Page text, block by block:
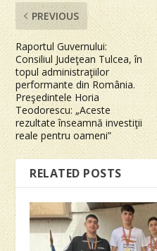
PREVIOUS
Raportul Guvernului:
Consiliul Judeţean Tulcea, în
topul administraţiilor
performante din România.
Preşedintele Horia
Teodorescu: „Aceste
rezultate înseamnă investiţii
reale pentru oameni”
RELATED POSTS